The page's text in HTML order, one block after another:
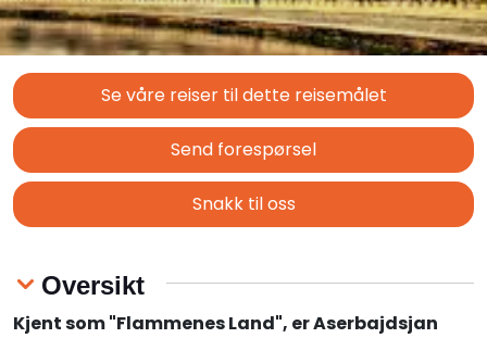
Se våre reiser til dette reisemålet
Send forespørsel
Snakk til oss
Oversikt
Kjent som "Flammenes Land", er Aserbajdsjan